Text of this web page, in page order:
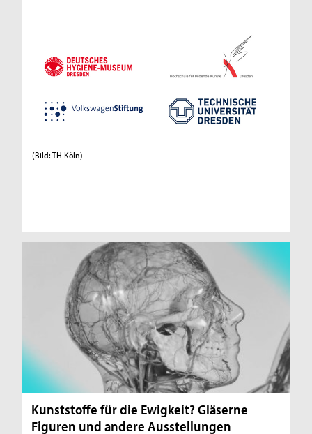
(Bild: TH Köln)
Kunststoffe für die Ewigkeit? Gläserne
Figuren und andere Ausstellungen